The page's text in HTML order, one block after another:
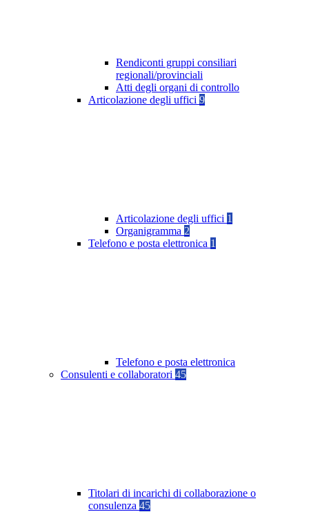
Rendiconti gruppi consiliari
regionali/provinciali
Atti degli organi di controllo
Articolazione degli uffici 9
Articolazione degli uffici 1
Organigramma 2
Telefono e posta elettronica 1
Telefono e posta elettronica
Consulenti e collaboratori 45
Titolari di incarichi di collaborazione o
consulenza 45